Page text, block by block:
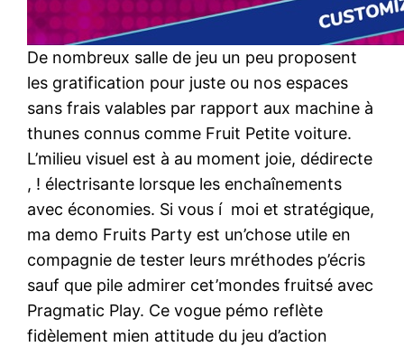
De nombreux salle de jeu un peu proposent
les gratification pour juste ou nos espaces
sans frais valables par rapport aux machine à
thunes connus comme Fruit Petite voiture.
L’milieu visuel est à au moment joie, dédirecte
, ! électrisante lorsque les enchaînements
avec économies. Si vous í moi et stratégique,
ma demo Fruits Party est un’chose utile en
compagnie de tester leurs mréthodes p’écris
sauf que pile admirer cet’mondes fruitsé avec
Pragmatic Play. Ce vogue pémo reflète
fidèlement mien attitude du jeu d’action